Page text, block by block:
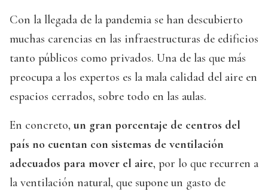
Con la llegada de la pandemia se han descubierto
muchas carencias en las infraestructuras de edificios
tanto públicos como privados. Una de las que más
preocupa a los expertos es la mala calidad del aire en
espacios cerrados, sobre todo en las aulas.
En concreto, un gran porcentaje de centros del
país no cuentan con sistemas de ventilación
adecuados para mover el aire, por lo que recurren a
la ventilación natural, que supone un gasto de